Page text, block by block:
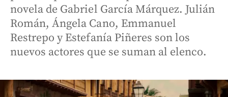
novela de Gabriel García Márquez. Julián
Román, Ángela Cano, Emmanuel
Restrepo y Estefanía Piñeres son los
nuevos actores que se suman al elenco.